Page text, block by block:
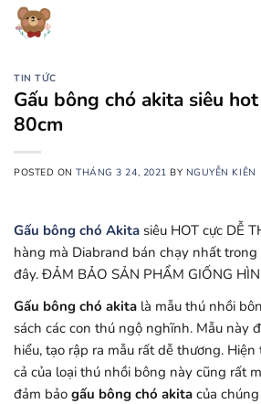
Chuyển
đến
dungTIN TỨC
Gấu bông chó akita siêu
80cm
POSTED ONTHÁNG 3 24, 2021 BY NGUYỄN KIÊN
Gấu bông chó Akita siêu HOT cực DỄ
hàng mà Diabrand bán chạy nhất
đây. ĐẢM BẢO SẢN PHẨM GIỐNG
Gấu bông chó akita là mẫu thú nhồi
sách các con thú ngộ nghĩnh. Mẫu này
hiểu, tạo rập ra mẫu rất dễ thương.
cả của loại thú nhồi bông này cũng rất
đảm bảo gấu bông chó akita của